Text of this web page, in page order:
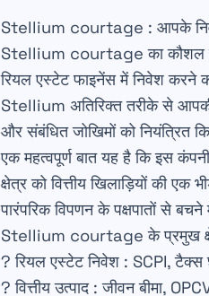
Stellium courtage : आपके
Stellium courtage का कौशल
रियल एस्टेट फाइनेंस में निवेश करने
Stellium अतिरिक्त तरीके से आपकी
और संबंधित जोखिमों को नियंत्रित
एक महत्वपूर्ण बात यह है कि इस
क्षेत्र को वित्तीय खिलाड़ियों की
पारंपरिक विपणन के पक्षपातों से
Stellium courtage के प्रमुख
?रियल एस्टेट निवेश : SCPI, टैक्स
?वित्तीय उत्पाद: जीवन बीमा,